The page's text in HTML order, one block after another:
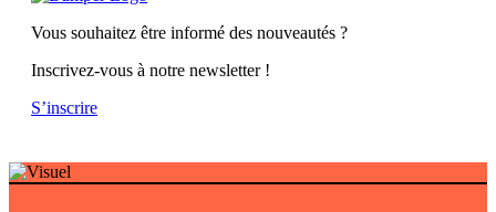
Vous souhaitez être informé des nouveautés ?
Inscrivez-vous à notre newsletter !
S’inscrire